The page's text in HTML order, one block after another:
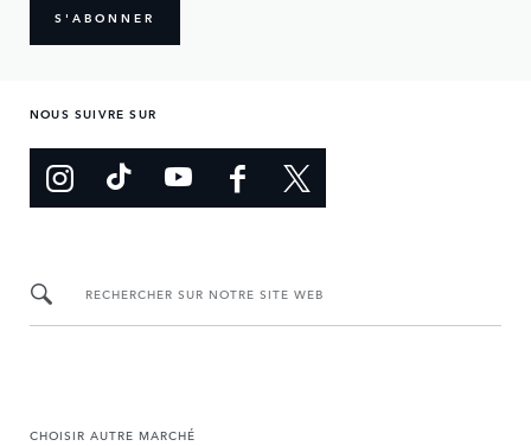
S'ABONNER
NOUS SUIVRE SUR
RECHERCHER SUR NOTRE SITE WEB
CHOISIR AUTRE MARCHÉ